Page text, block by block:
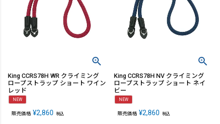
King CCRS78H WR クライミング
ロープストラップ ショート ワイン
レッド
NEW
販売価格 ¥2,860 税込
King CCRS78H NV クライミング
ロープストラップ ショート ネイ
ビー
NEW
販売価格 ¥2,860 税込